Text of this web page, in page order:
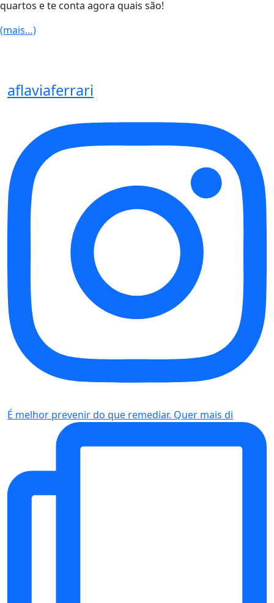
quartos e te conta agora quais são!
(mais…)
aflaviaferrari
É melhor prevenir do que remediar. Quer mais di